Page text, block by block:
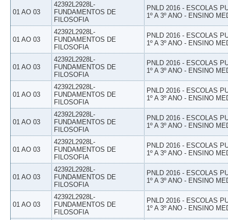
01 AO 03
42392L2928L-
FUNDAMENTOS DE
FILOSOFIA
PNLD 2016 - ESCOLAS
1º A 3º ANO - ENSINO
01 AO 03
42392L2928L-
FUNDAMENTOS DE
FILOSOFIA
PNLD 2016 - ESCOLAS
1º A 3º ANO - ENSINO
01 AO 03
42392L2928L-
FUNDAMENTOS DE
FILOSOFIA
PNLD 2016 - ESCOLAS
1º A 3º ANO - ENSINO
01 AO 03
42392L2928L-
FUNDAMENTOS DE
FILOSOFIA
PNLD 2016 - ESCOLAS
1º A 3º ANO - ENSINO
01 AO 03
42392L2928L-
FUNDAMENTOS DE
FILOSOFIA
PNLD 2016 - ESCOLAS
1º A 3º ANO - ENSINO
01 AO 03
42392L2928L-
FUNDAMENTOS DE
FILOSOFIA
PNLD 2016 - ESCOLAS
1º A 3º ANO - ENSINO
01 AO 03
42392L2928L-
FUNDAMENTOS DE
FILOSOFIA
PNLD 2016 - ESCOLAS
1º A 3º ANO - ENSINO
01 AO 03
42392L2928L-
FUNDAMENTOS DE
FILOSOFIA
PNLD 2016 - ESCOLAS
1º A 3º ANO - ENSINO